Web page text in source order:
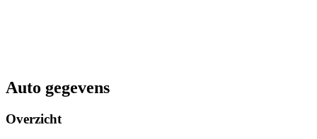
Auto gegevens
Overzicht